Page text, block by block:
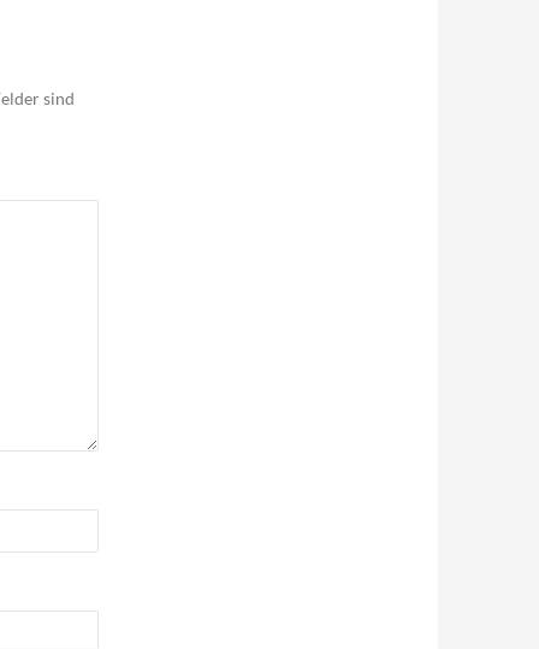
sind